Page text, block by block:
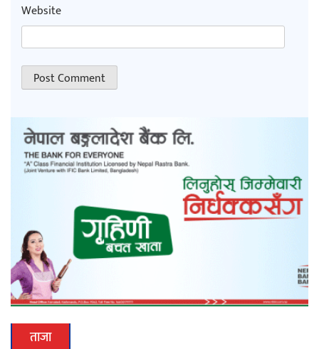
Website
ताजा